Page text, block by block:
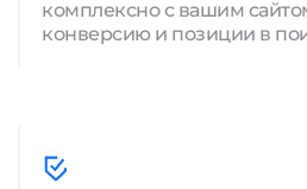
комплексно с вашим
конверсию и позиции в